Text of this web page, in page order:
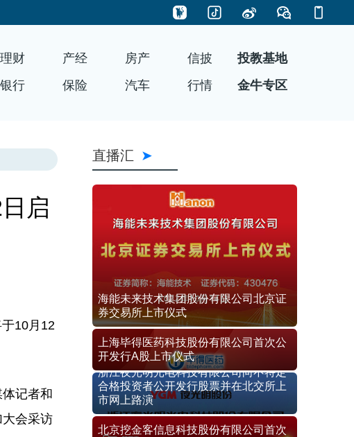
理财 产经 房产 信披
投教基地
银行 保险 汽车 行情 金牛专区
启
10月12
记者和
会采访
直播汇
海能未来技术集团股份有限公司北京证
券交易所上市仪式
上海毕得医药科技股份有限公司首次公
开发行A股上市仪式
浙江夜光明光电科技有限公司向不特定
合格投资者公开发行股票并在北交所上
市网上路演
北京挖金客信息科技股份有限公司首次